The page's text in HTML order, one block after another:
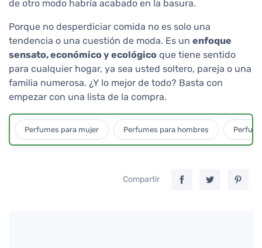
de otro modo habría acabado en la basura.
Porque no desperdiciar comida no es solo una
tendencia o una cuestión de moda. Es un enfoque
sensato, económico y ecológico que tiene sentido
para cualquier hogar, ya sea usted soltero, pareja o una
familia numerosa. ¿Y lo mejor de todo? Basta con
empezar con una lista de la compra.
Perfumes para mujer Perfumes para hombres
Compartir